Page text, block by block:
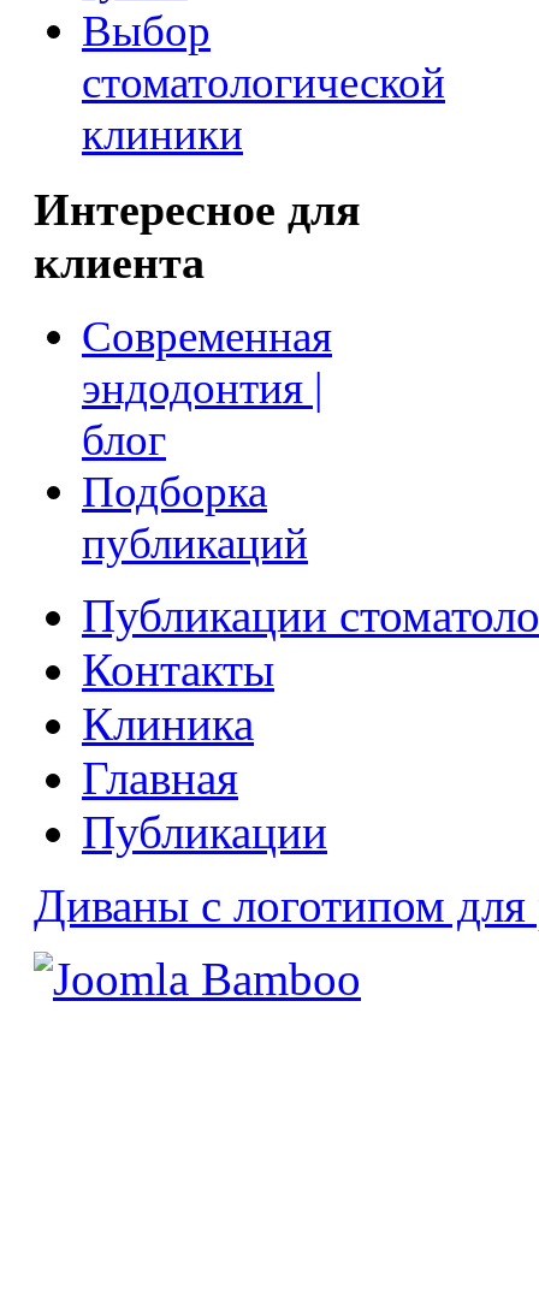
Выбор
стоматологической
клиники
Интересное для
клиента
Современная
эндодонтия |
блог
Подборка
публикаций
Публикации
Контакты
Клиника
Главная
Публикации
Диваны с логотипом